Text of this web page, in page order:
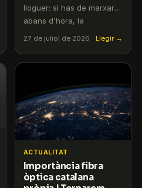
lloguer: si has de marxar
abans d'hora, la
canvies de pis i per què
una tarifa sense
permanència és la millor
opció.
27 de juliol de 2026 Llegir →
ACTUALITAT
Importància fibra
òptica catalana